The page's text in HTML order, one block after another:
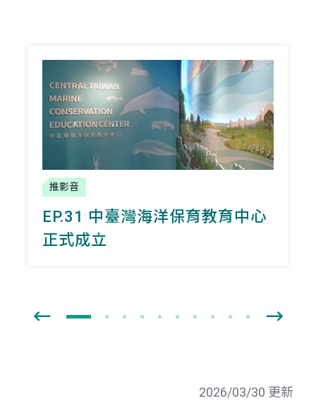
推影音
EP.31 中臺灣海洋保育教育中心
正式成立
2026/03/30 更新